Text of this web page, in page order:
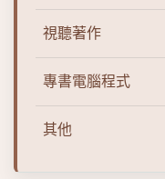
視聽著作
專書電腦程式
其他